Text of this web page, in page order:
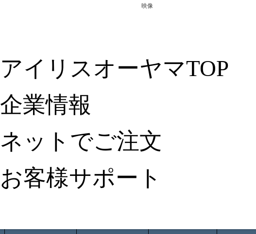
アイリスオーヤマTOP
企業情報
ネットでご注文
お客様サポート
映像